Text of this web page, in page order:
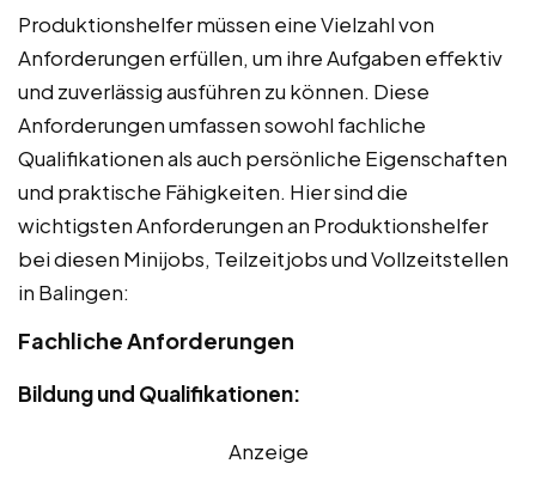
Produktionshelfer müssen eine Vielzahl von
Anforderungen erfüllen, um ihre Aufgaben effektiv
und zuverlässig ausführen zu können. Diese
Anforderungen umfassen sowohl fachliche
Qualifikationen als auch persönliche Eigenschaften
und praktische Fähigkeiten. Hier sind die
wichtigsten Anforderungen an Produktionshelfer
bei diesen Minijobs, Teilzeitjobs und Vollzeitstellen
in Balingen:
Fachliche Anforderungen
Bildung und Qualifikationen:
Anzeige